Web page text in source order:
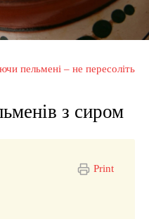
пельмені – не пересоліть
з сиром
Print